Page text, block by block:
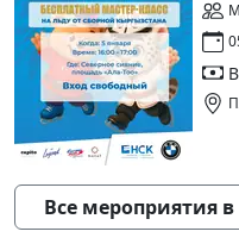
Все мероприятия